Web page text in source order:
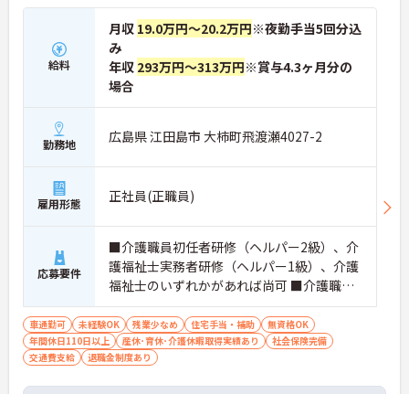
給料
月収 19.0万円～20.2万円※夜勤手当5回分込
み
年収 293万円～313万円※賞与4.3ヶ月分の
場合
勤務地 広島県 江田島市 大柿町飛渡瀬4027-2
雇用形態 正社員(正職員)
応募要件
■介護職員初任者研修（ヘルパー2級）、介
護福祉士実務者研修（ヘルパー1級）、介護
福祉士のいずれかがあれば尚可 ■介護職員
の経験があると尚可 ※無資格・未経験相談
可
車通勤可 未経験OK 残業少なめ 住宅手当・補助
無資格OK
年間休日110日以上
産休･育休･介護休暇取得実績あり
社会保険完備
交通費支給
退職金制度あり